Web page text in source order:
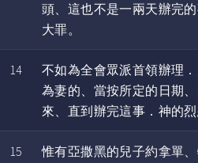
頭、這也不是一兩天辦完
大罪。
14
不如為全會眾派首領辦理
為妻的、當按所定的日期
來、直到辦完這事．神的烈
15
惟有亞撒黑的兒子約拿單